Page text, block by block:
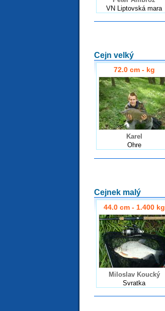
VN Liptovská mara
Cejn velký
72.0 cm - kg
Karel
Ohre
Cejnek malý
44.0 cm - 1.400 kg
Miloslav Koucký
Svratka